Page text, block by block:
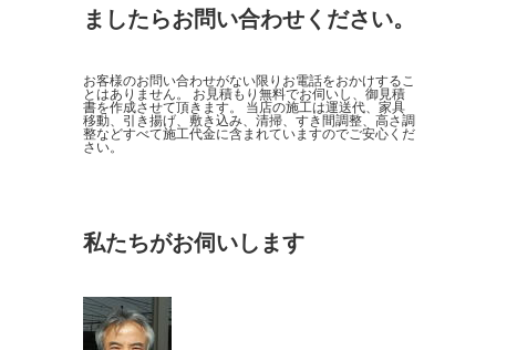
ましたらお問い合わせください。
お客様のお問い合わせがない限りお電話をおかけするこ
とはありません。 お見積もり無料でお伺いし、御見積
書を作成させて頂きます。 当店の施工は運送代、家具
移動、引き揚げ、敷き込み、清掃、すき間調整、高さ調
整などすべて施工代金に含まれていますのでご安心くだ
さい。
私たちがお伺いします